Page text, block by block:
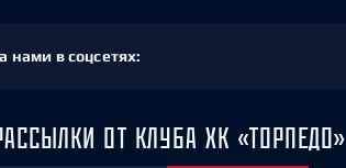
нами в соцсетях:
ОТ КЛУБА ХК «ТОРПЕДО»